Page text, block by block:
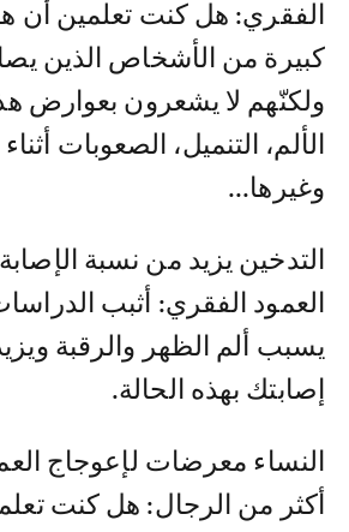
الفقري: هل كنت تعلمين أن
كبيرة من الأشخاص الذين
ولكنّهم لا يشعرون بعوارض
الألم، التنميل، الصعوبات
وغيرها...
التدخين يزيد من نسبة
العمود الفقري: أثبب
يسبب ألم الظهر والرقبة
إصابتك بهذه الحالة.
النساء معرضات لإعوجاج
أكثر من الرجال: هل كنت